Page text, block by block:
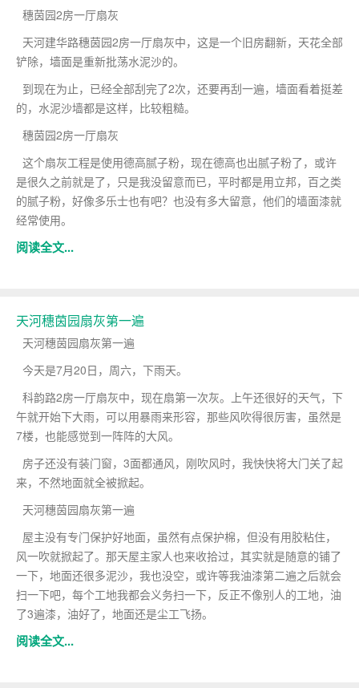
穗茵园2房一厅扇灰
天河建华路穗茵园2房一厅扇灰中，这是一个旧房翻新，天花全部
铲除，墙面是重新批荡水泥沙的。
到现在为止，已经全部刮完了2次，还要再刮一遍，墙面看着挺差
的，水泥沙墙都是这样，比较粗糙。
穗茵园2房一厅扇灰
这个扇灰工程是使用德高腻子粉，现在德高也出腻子粉了，或许
是很久之前就是了，只是我没留意而已，平时都是用立邦，百之类
的腻子粉，好像多乐士也有吧？也没有多大留意，他们的墙面漆就
经常使用。
阅读全文...
天河穗茵园扇灰第一遍
天河穗茵园扇灰第一遍
今天是7月20日，周六，下雨天。
科韵路2房一厅扇灰中，现在扇第一次灰。上午还很好的天气，下
午就开始下大雨，可以用暴雨来形容，那些风吹得很厉害，虽然是
7楼，也能感觉到一阵阵的大风。
房子还没有装门窗，3面都通风，刚吹风时，我快快将大门关了起
来，不然地面就全被掀起。
天河穗茵园扇灰第一遍
屋主没有专门保护好地面，虽然有点保护棉，但没有用胶粘住，
风一吹就掀起了。那天屋主家人也来收拾过，其实就是随意的铺了
一下，地面还很多泥沙，我也没空，或许等我油漆第二遍之后就会
扫一下吧，每个工地我都会义务扫一下，反正不像别人的工地，油
了3遍漆，油好了，地面还是尘工飞扬。
阅读全文...